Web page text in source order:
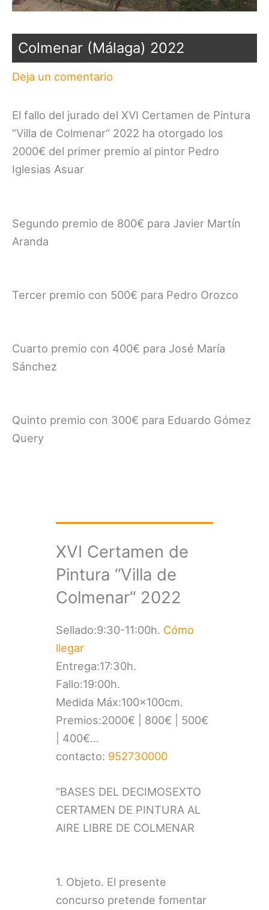
Colmenar (Málaga) 2022
Deja un comentario
El fallo del jurado del XVI Certamen de Pintura
“Villa de Colmenar“ 2022 ha otorgado los
2000€ del primer premio al pintor Pedro
Iglesias Asuar
Segundo premio de 800€ para Javier Martín
Aranda
Tercer premio con 500€ para Pedro Orozco
Cuarto premio con 400€ para José María
Sánchez
Quinto premio con 300€ para Eduardo Gómez
Query
XVI Certamen de
Pintura “Villa de
Colmenar“ 2022
Sellado:9:30-11:00h. Cómo
llegar
Entrega:17:30h.
Fallo:19:00h.
Medida Máx:100x100cm.
Premios:2000€ | 800€ | 500€
| 400€…
contacto: 952730000
“BASES DEL DECIMOSEXTO
CERTAMEN DE PINTURA AL
AIRE LIBRE DE COLMENAR
1. Objeto. El presente
concurso pretende fomentar